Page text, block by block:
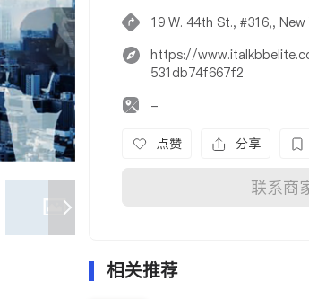
19 W. 44th St., #316,,
https://
531db74f667f2
-
点赞 分享
联系商
相关推荐